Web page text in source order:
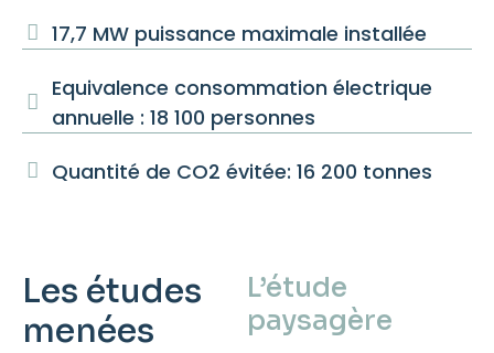
17,7 MW puissance maximale installée
Equivalence consommation électrique
annuelle : 18 100 personnes
Quantité de CO2 évitée: 16 200 tonnes
Les études
menées
L’étude
paysagère